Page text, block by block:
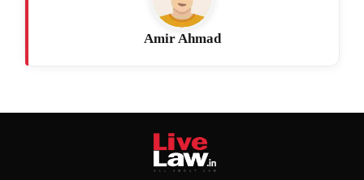
Amir Ahmad